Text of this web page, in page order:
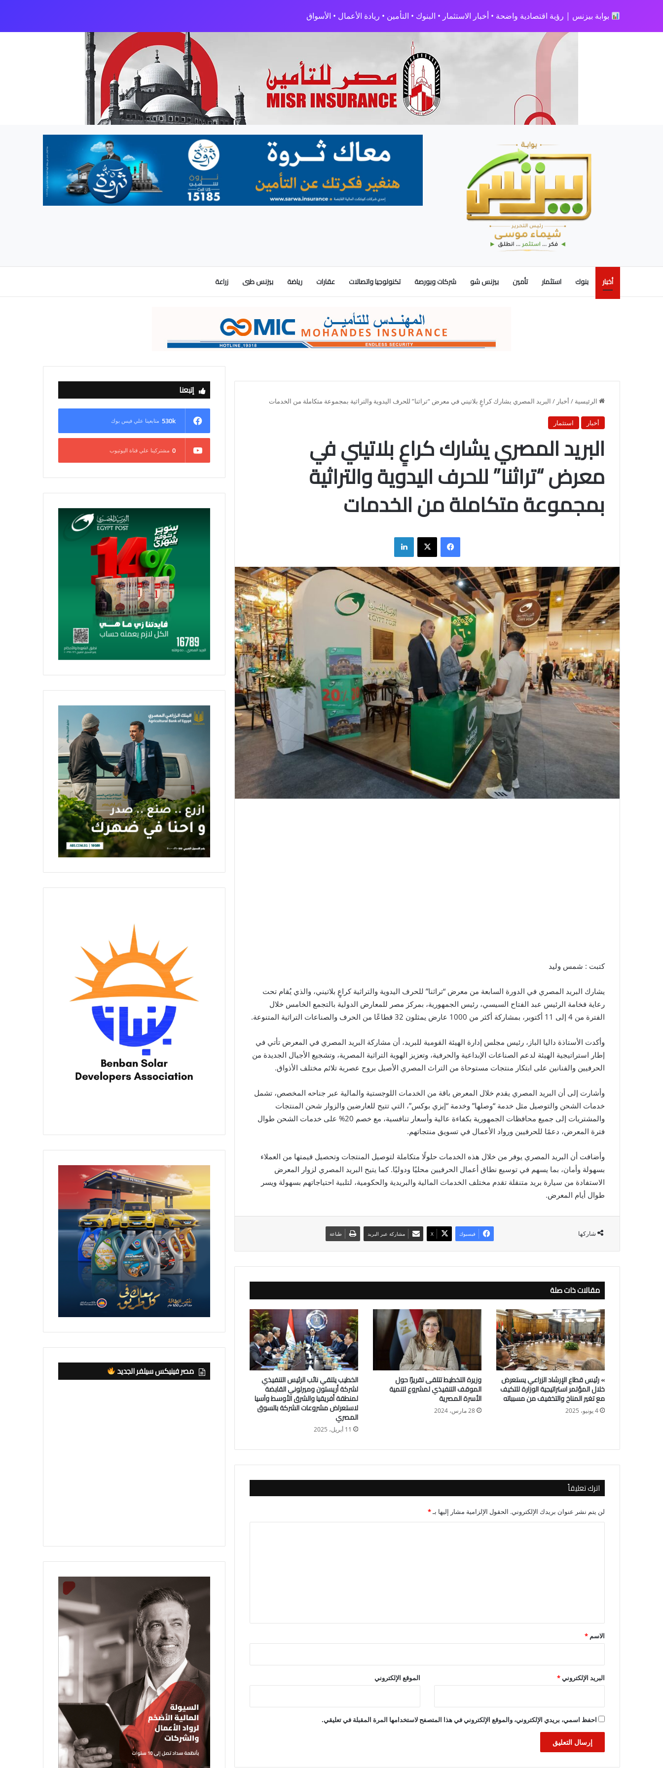
بوابة بيزنس | رؤية اقتصادية واضحة • أخبار الاستثمار • البنوك • التأمين • ريادة الأعمال • الأسواق
أخبار بنوك استثمار تأمين بيزنس شو شركات وبورصة تكنولوجيا واتصالات عقارات رياضة بيزنس طبى زراعة
الرئيسية / أخبار / البريد المصري يشارك كراعٍ بلاتيني في معرض “تراثنا” للحرف اليدوية والتراثية بمجموعة متكاملة من الخدمات
أخبار استثمار
البريد المصري يشارك كراعٍ بلاتيني في
معرض “تراثنا” للحرف اليدوية والتراثية
بمجموعة متكاملة من الخدمات
فيسبوك X
كتبت : شمس وليد
يشارك البريد المصري في الدورة السابعة من معرض “تراثنا” للحرف اليدوية والتراثية كراعٍ بلاتيني، والذي يُقام تحت
رعاية فخامة الرئيس عبد الفتاح السيسي، رئيس الجمهورية، بمركز مصر للمعارض الدولية بالتجمع الخامس خلال
الفترة من 4 إلى 11 أكتوبر، بمشاركة أكثر من 1000 عارض يمثلون 32 قطاعًا من الحرف والصناعات التراثية المتنوعة.
وأكدت الأستاذة داليا الباز، رئيس مجلس إدارة الهيئة القومية للبريد، أن مشاركة البريد المصري في المعرض تأتي في
إطار استراتيجية الهيئة لدعم الصناعات الإبداعية والحرفية، وتعزيز الهوية التراثية المصرية، وتشجيع الأجيال الجديدة من
الحرفيين والفنانين على ابتكار منتجات مستوحاة من التراث المصري الأصيل بروح عصرية تلائم مختلف الأذواق.
وأشارت إلى أن البريد المصري يقدم خلال المعرض باقة من الخدمات اللوجستية والمالية عبر جناحه المخصص، تشمل
خدمات الشحن والتوصيل مثل خدمة “وصلها” وخدمة “إيزي بوكس”، التي تتيح للعارضين والزوار شحن المنتجات
والمشتريات إلى جميع محافظات الجمهورية بكفاءة عالية وأسعار تنافسية، مع خصم 20% على خدمات الشحن طوال
فترة المعرض، دعمًا للحرفيين ورواد الأعمال في تسويق منتجاتهم.
وأضافت أن البريد المصري يوفر من خلال هذه الخدمات حلولًا متكاملة لتوصيل المنتجات وتحصيل قيمتها من العملاء
بسهولة وأمان، بما يسهم في توسيع نطاق أعمال الحرفيين محليًا ودوليًا. كما يتيح البريد المصري لزوار المعرض
الاستفادة من سيارة بريد متنقلة تقدم مختلف الخدمات المالية والبريدية والحكومية، لتلبية احتياجاتهم بسهولة ويسر
طوال أيام المعرض.
شاركها فيسبوك X مشاركة عبر البريد طباعة
مقالات ذات صلة
» رئيس قطاع الإرشاد الزراعي يستعرض
خلال المؤتمر استراتيجية الوزارة للتكيف
مع تغير المناخ والتخفيف من مسبباته
4 يونيو، 2025
وزيرة التخطيط تتلقى تقريرًا حول
الموقف التنفيذي لمشروع لتنمية
الأسرة المصرية
28 مارس، 2024
الخطيب يلتقي نائب الرئيس التنفيذي
لشركة أريستون وميرلوني القابضة
لمنطقة أفريقيا والشرق الأوسط وآسيا
لاستعراض مشروعات الشركة بالسوق
المصري
11 أبريل، 2025
اترك تعليقاً
لن يتم نشر عنوان بريدك الإلكتروني. الحقول الإلزامية مشار إليها بـ*
*
الاسم *
البريد الإلكتروني* الموقع الإلكتروني
احفظ اسمي، بريدي الإلكتروني، والموقع الإلكتروني في هذا المتصفح لاستخدامها المرة المقبلة في تعليقي.
إتبعنا
530k متابعينا علي فيس بوك
0 مشتركينا علي قناة اليوتيوب
مصر فينيكس سيلفر الجديد